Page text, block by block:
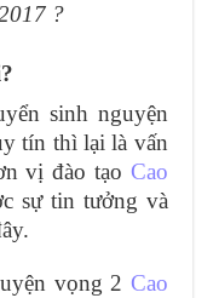
?
sinh nguyện
tín thì lại là vấn
vị đào tạo Cao
sự tin tưởng và
vọng 2 Cao